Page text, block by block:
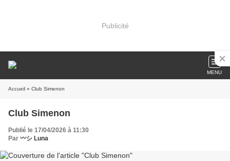
Publicité
MENU
Accueil » Club Simenon
Club Simenon
Publié le 17/04/2026 à 11:30
Par 〰️シ Luna